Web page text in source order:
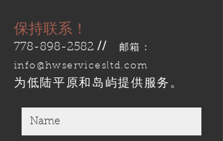
保持联系！
778-898-2582 //
邮箱：
info@hwservicesltd.com
为低陆平原和岛屿提供服务。